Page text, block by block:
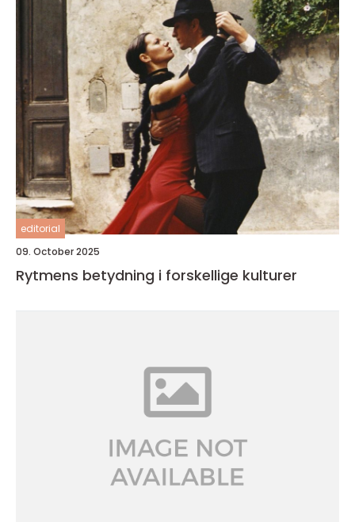
editorial
09. October 2025
Rytmens betydning i forskellige kulturer